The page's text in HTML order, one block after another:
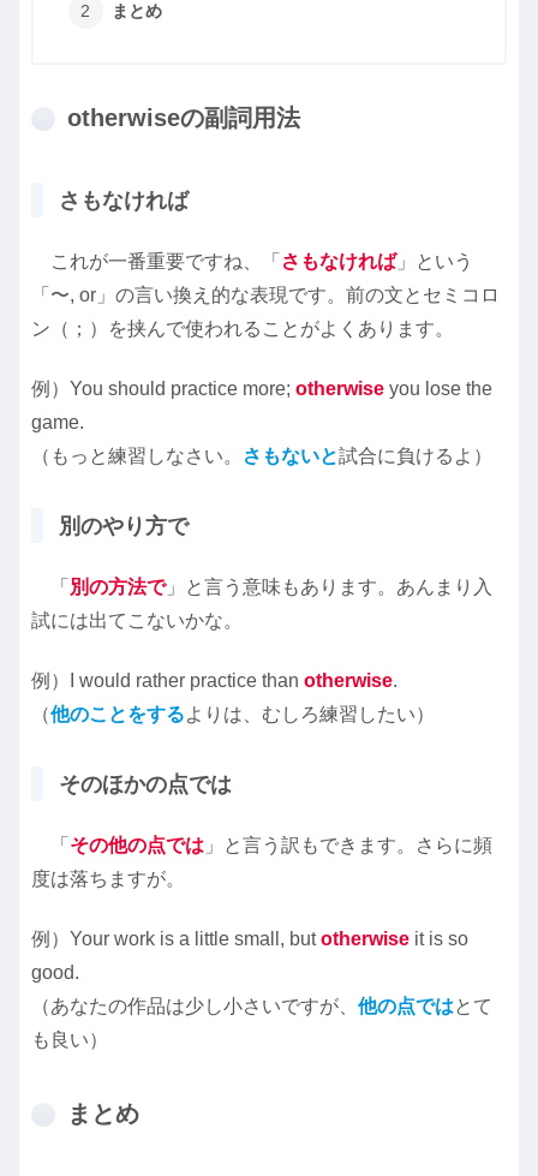
まとめ
otherwiseの副詞用法
さもなければ
これが一番重要ですね、「 さもなければ」という
「〜, or」の言い換え的な表現です。前の文とセミコロ
ン（；）を挟んで使われることがよくあります。
例）You should practice more; otherwise you lose the
game.
（もっと練習しなさい。
さもないと試合に負けるよ）
別のやり方で
「 別の方法で」と言う意味もあります。あんまり入
試には出てこないかな。
例）I would rather practice than otherwise.
（他のことをするよりは、むしろ練習したい）
そのほかの点では
「 その他の点では 」と言う訳もできます。さらに頻
度は落ちますが。
例）Your work is a little small, butotherwise it is so
good.
（あなたの作品は少し小さいですが、 他の点ではとて
も良い）
まとめ